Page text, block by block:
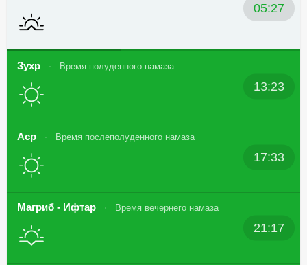
05:27
Зухр Время полуденного намаза
13:23
Аср Время послеполуденного намаза
17:33
Магриб - Ифтар Время вечернего намаза
21:17